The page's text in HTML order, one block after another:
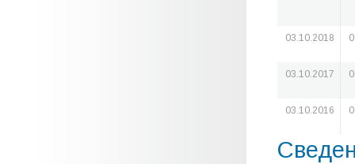
03.10.2018
03.10.2017
03.10.2016